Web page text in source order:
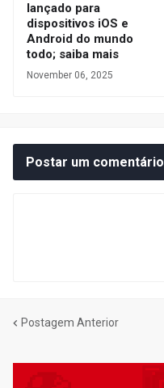
lançado para
dispositivos iOS e
Android do mundo
todo; saiba mais
November 06, 2025
Postar um comentário
Postagem Anterior